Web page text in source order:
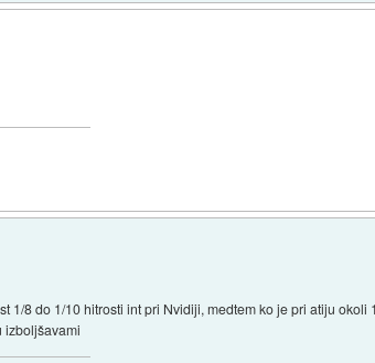
8 do 1/10 hitrosti int pri Nvidiji, medtem ko je pri atiju okoli
izboljšavami